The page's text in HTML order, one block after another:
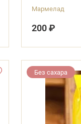
Мармелад
200 ₽
Без сахара